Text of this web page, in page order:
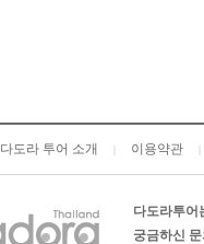
다도라 투어 소개 이용약관
다도라투어
궁금하신